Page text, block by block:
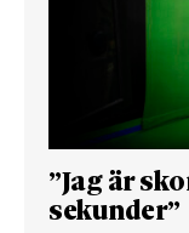
”Jag är
sekunder”